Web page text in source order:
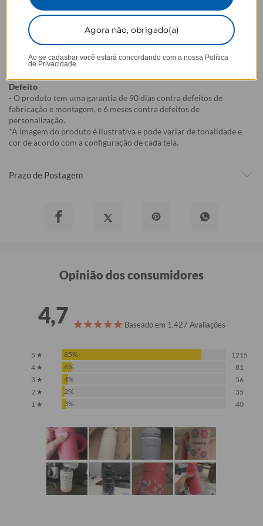
- Por isso, é super importante conferir com atenção todos os
detalhes antes de finalizar a compra, como modelo, estampa e
variações escolhidas.
- Após o início da produção,não é possível realizar
cancelamentos ou alterações, pois o produto não pode retornar
ao estoque.
Defeito
- O produto tem uma garantia de 90 dias contra defeitos de
fabricação e montagem, e 6 meses contra defeitos de
personalização.
*A imagem do produto é ilustrativa e pode variar de tonalidade e
cor de acordo com a configuração de cada tela.
Prazo de Postagem
Opinião dos consumidores
4,7 Baseado em 1.427 Avaliações
5 ★ 85%
1215
4 ★
6%
81
3 ★
4%
56
2 ★
2%
35
1 ★
3% 40
Agora não, obrigado(a)
Ao se cadastrar você estará concordando com a nossa Política
de Privacidade.